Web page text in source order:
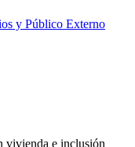
y Público Externo
vivienda e inclusión